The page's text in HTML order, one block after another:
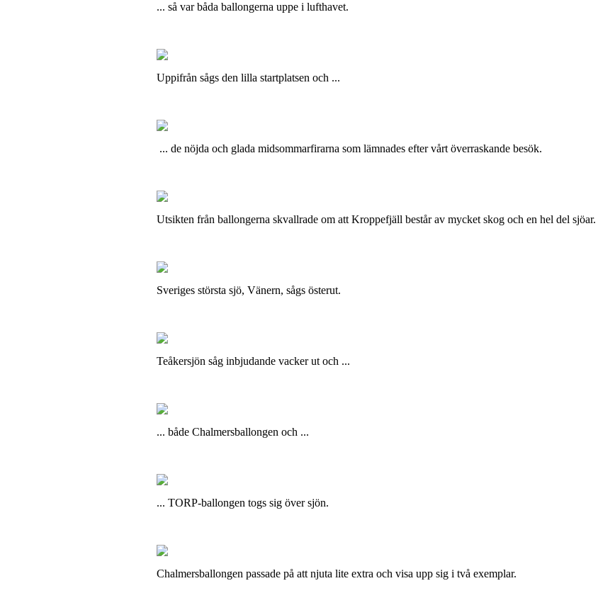
... så var båda ballongerna uppe i lufthavet.
Uppifrån sågs den lilla startplatsen och ...
... de nöjda och glada midsommarfirarna som lämnades efter vårt överraskande besök.
Utsikten från ballongerna skvallrade om att Kroppefjäll består av mycket skog och en hel del
Sveriges största sjö, Vänern, sågs österut.
Teåkersjön såg inbjudande vacker ut och ...
... både Chalmersballongen och ...
... TORP-ballongen togs sig över sjön.
Chalmersballongen passade på att njuta lite extra och visa upp sig i två exemplar.